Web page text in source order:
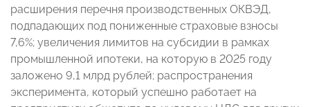
расширения перечня производственных ОКВЭД,
подпадающих под пониженные страховые взносы
7,6%; увеличения лимитов на субсидии в рамках
промышленной ипотеки, на которую в 2025 году
заложено 9,1 млрд рублей; распространения
эксперимента, который успешно работает на